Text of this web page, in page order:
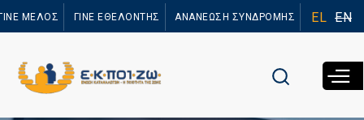
προς το
ΜΕΛΟΣ ΓΙΝΕ ΕΘΕΛΟΝΤΗΣ ΑΝΑΝΕΩΣΗ ΣΥΝΔΡΟΜΗΣ EL EN